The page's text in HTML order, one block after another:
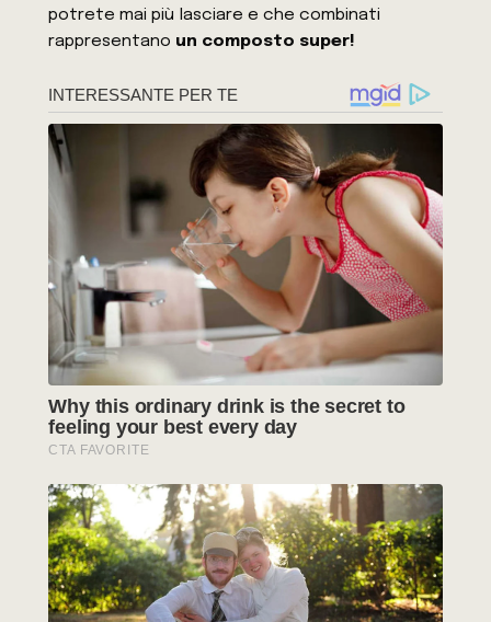
potrete mai più lasciare e che combinati
rappresentano un composto super!